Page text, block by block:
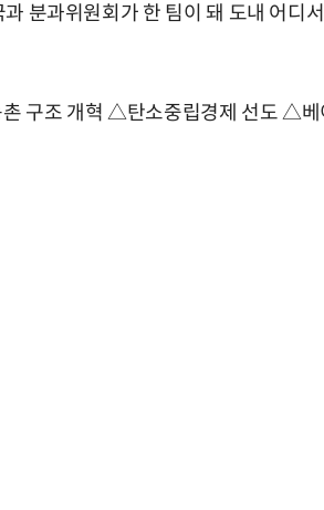
분과위원회가 한 팀이 돼 도내 어디
구조 개혁 △탄소중립경제 선도 △베